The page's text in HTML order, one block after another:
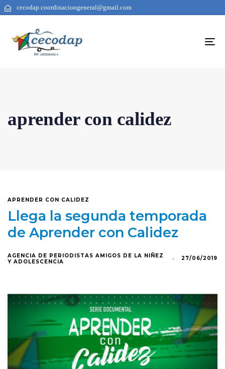
cecodap.coordinaciongeneral@gmail.com
aprender con calidez
APRENDER CON CALIDEZ
Llega la segunda temporada
de Aprender con Calidez
AGENCIA DE PERIODISTAS AMIGOS DE LA NIÑEZ
Y ADOLESCENCIA
27/06/2019